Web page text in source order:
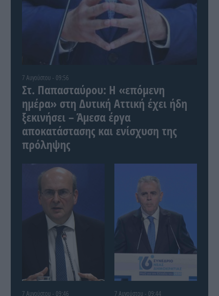
7 Αυγούστου - 09:56
Στ. Παπασταύρου: Η «επόμενη
ημέρα» στη Δυτική Αττική έχει ήδη
ξεκινήσει – Άμεσα έργα
αποκατάστασης και ενίσχυση της
πρόληψης
7 Αυγούστου - 09:46 7 Αυγούστου - 09:44